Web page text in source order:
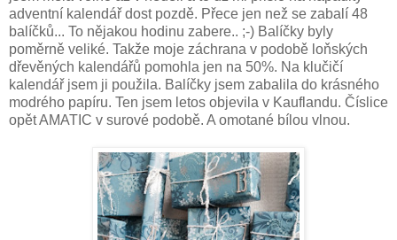
adventní kalendář dost pozdě. Přece jen než se zabalí 48
balíčků... To nějakou hodinu zabere.. ;-) Balíčky byly
poměrně veliké. Takže moje záchrana v podobě loňských
dřevěných kalendářů pomohla jen na 50%. Na klučičí
kalendář jsem ji použila. Balíčky jsem zabalila do krásného
modrého papíru. Ten jsem letos objevila v Kauflandu. Číslice
opět AMATIC v surové podobě. A omotané bílou vlnou.